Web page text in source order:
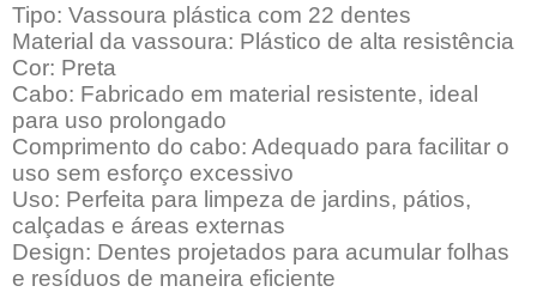
Tipo: Vassoura plástica com 22 dentes
Material da vassoura: Plástico de alta resistência
Cor: Preta
Cabo: Fabricado em material resistente, ideal
para uso prolongado
Comprimento do cabo: Adequado para facilitar o
uso sem esforço excessivo
Uso: Perfeita para limpeza de jardins, pátios,
calçadas e áreas externas
Design: Dentes projetados para acumular folhas
e resíduos de maneira eficiente